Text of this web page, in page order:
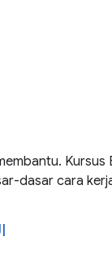
Kursus
dasar cara